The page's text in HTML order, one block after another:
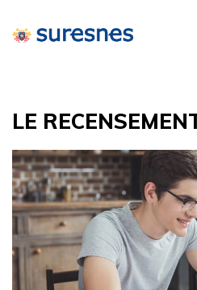
LE